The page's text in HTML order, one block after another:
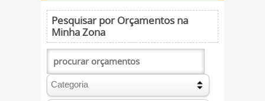
Pesquisar por Orçamentos na
Minha Zona